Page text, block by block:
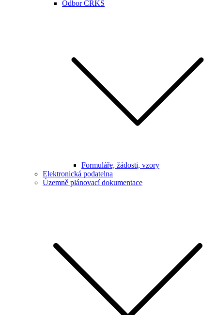
Odbor CRKS
Formuláře, žádosti, vzory
Elektronická podatelna
Územně plánovací dokumentace